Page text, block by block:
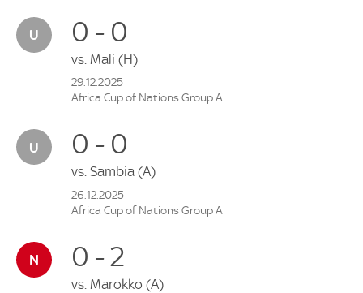
0 - 0
vs. Mali (H)
29.12.2025
Africa Cup of Nations Group A
0 - 0
vs. Sambia (A)
26.12.2025
Africa Cup of Nations Group A
0 - 2
vs. Marokko (A)